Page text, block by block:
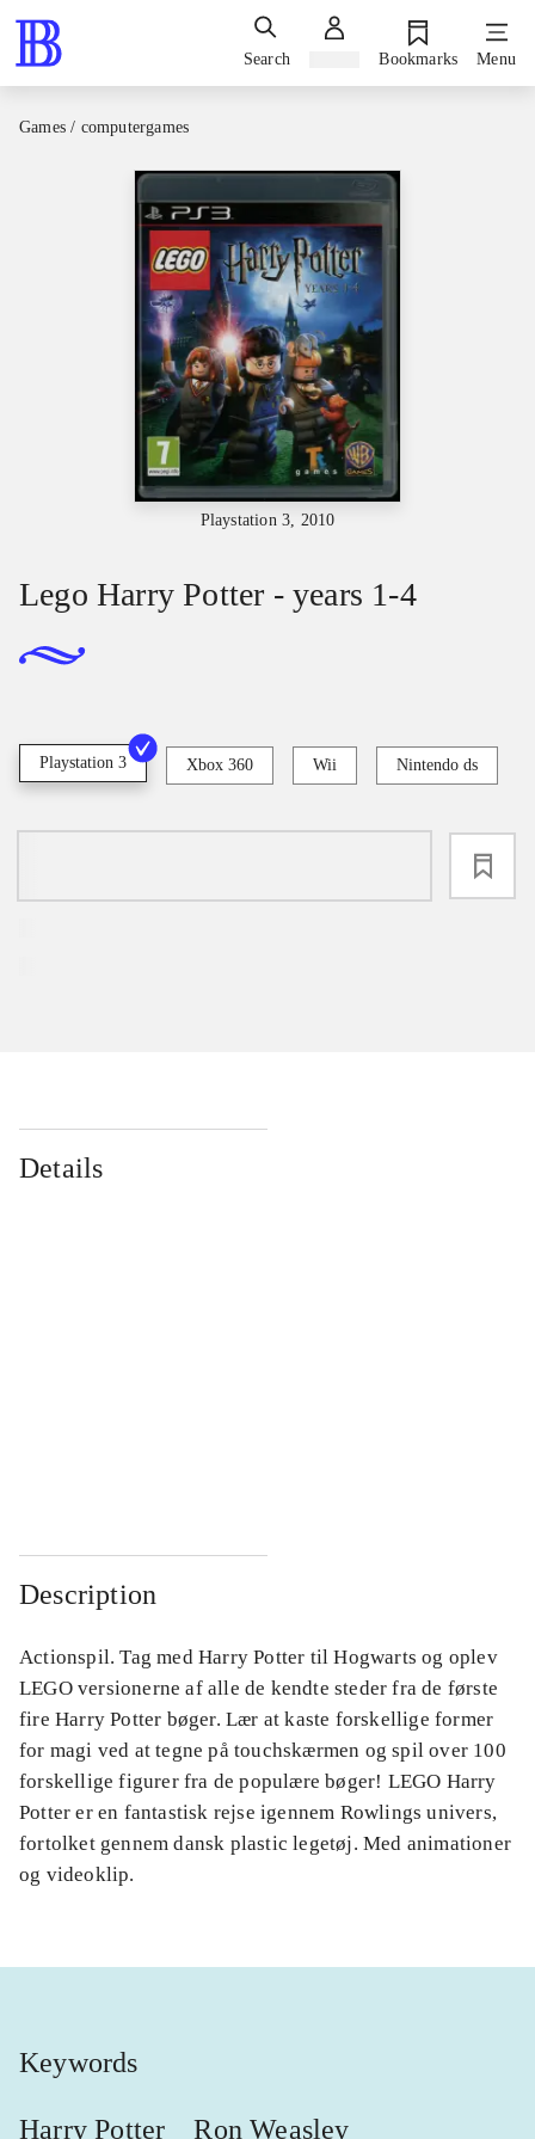
Search Bookmarks Menu
Games / computergames
Playstation 3, 2010
Lego Harry Potter - years 1-4
Playstation 3 Xbox 360 Wii Nintendo ds
Details
Description
Actionspil. Tag med Harry Potter til Hogwarts og oplev
LEGO versionerne af alle de kendte steder fra de første
fire Harry Potter bøger. Lær at kaste forskellige former
for magi ved at tegne på touchskærmen og spil over 100
forskellige figurer fra de populære bøger! LEGO Harry
Potter er en fantastisk rejse igennem Rowlings univers,
fortolket gennem dansk plastic legetøj. Med animationer
og videoklip.
Keywords
Harry Potter Ron Weasley